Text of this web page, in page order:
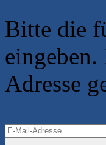
Bitte die
Adresse